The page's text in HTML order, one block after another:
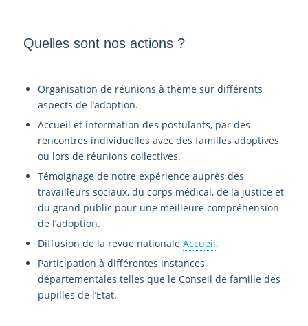
Quelles sont nos actions ?
Organisation de réunions à thème sur différents
aspects de l’adoption.
Accueil et information des postulants, par des
rencontres individuelles avec des familles adoptives
ou lors de réunions collectives.
Témoignage de notre expérience auprès des
travailleurs sociaux, du corps médical, de la justice et
du grand public pour une meilleure compréhension
de l’adoption.
Diffusion de la revue nationale Accueil.
Participation à différentes instances
départementales telles que le Conseil de famille des
pupilles de l’Etat.